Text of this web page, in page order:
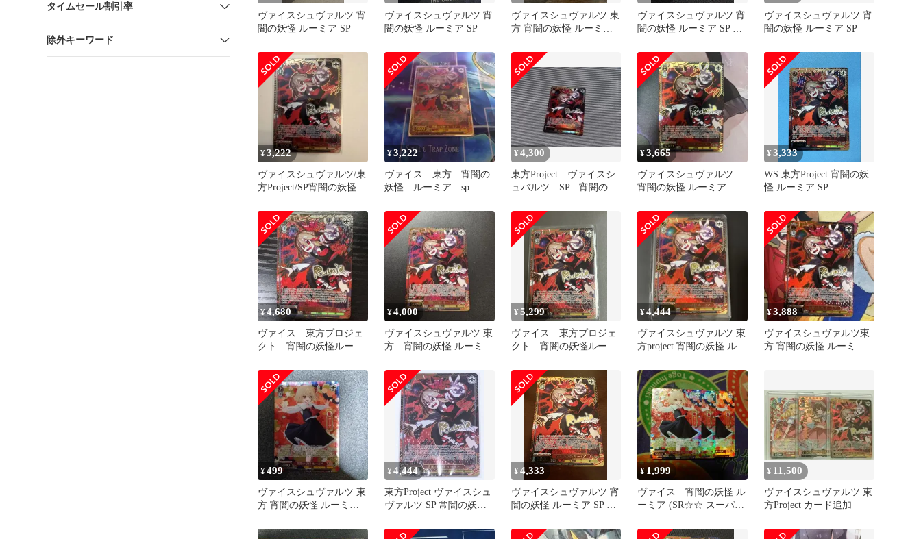
タイムセール割引率
除外キーワード
ヴァイスシュヴァルツ 宵
闇の妖怪 ルーミア SP
ヴァイスシュヴァルツ 宵
闇の妖怪 ルーミア SP
ヴァイスシュヴァルツ 東
方 宵闇の妖怪 ルーミア
ヴァイスシュヴァルツ 宵
闇の妖怪 ルーミア SP 東
ヴァイスシュヴァルツ 宵
闇の妖怪 ルーミア SP
¥3,222
ヴァイスシュヴァルツ/東
方Project/SP宵闇の妖怪
¥3,222
ヴァイス 東方 宵闇の
妖怪 ルーミア sp
¥4,300
東方Project ヴァイスシ
ュバルツ SP 宵闇の妖
¥3,665
ヴァイスシュヴァルツ
宵闇の妖怪 ルーミア
¥3,333
WS 東方Project 宵闇の妖
怪 ルーミア SP
¥4,680
ヴァイス 東方プロジェ
クト 宵闇の妖怪ルーミ
¥4,000
ヴァイスシュヴァルツ 東
方 宵闇の妖怪 ルーミア
¥5,299
ヴァイス 東方プロジェ
クト 宵闇の妖怪ルーミ
¥4,444
ヴァイスシュヴァルツ 東
方project 宵闇の妖怪 ルー
¥3,888
ヴァイスシュヴァルツ東
方 宵闇の妖怪 ルーミア
¥499
ヴァイスシュヴァルツ 東
方 宵闇の妖怪 ルーミア
¥4,444
東方Project ヴァイスシュ
ヴァルツ SP 常闇の妖怪
¥4,333
ヴァイスシュヴァルツ 宵
闇の妖怪 ルーミア SP 東
¥1,999
ヴァイス 宵闇の妖怪 ル
ーミア (SR☆☆ スーパー
品
¥ 11,500
ヴァイスシュヴァルツ 東
方Project カード追加